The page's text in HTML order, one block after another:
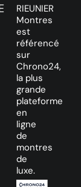
RIEUNIER
Montres
est
référencé
sur
Chrono24,
la plus
grande
plateforme
en
ligne
de
montres
de
luxe.